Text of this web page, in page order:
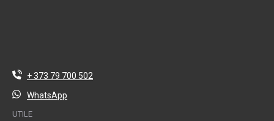
+ 373 79 700 502
WhatsApp
UTILE